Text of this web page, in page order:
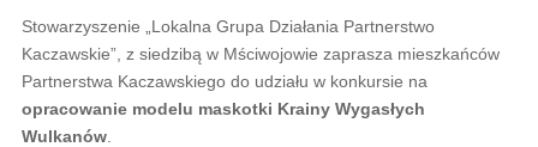
Stowarzyszenie „Lokalna Grupa Działania Partnerstwo
Kaczawskie”, z siedzibą w Mściwojowie zaprasza mieszkańców
Partnerstwa Kaczawskiego do udziału w konkursie na
opracowanie modelu maskotki Krainy Wygasłych
Wulkanów.